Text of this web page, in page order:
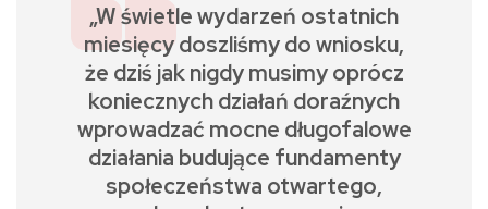
„W świetle wydarzeń ostatnich
miesięcy doszliśmy do wniosku,
że dziś jak nigdy musimy oprócz
koniecznych działań doraźnych
wprowadzać mocne długofalowe
działania budujące fundamenty
społeczeństwa otwartego,